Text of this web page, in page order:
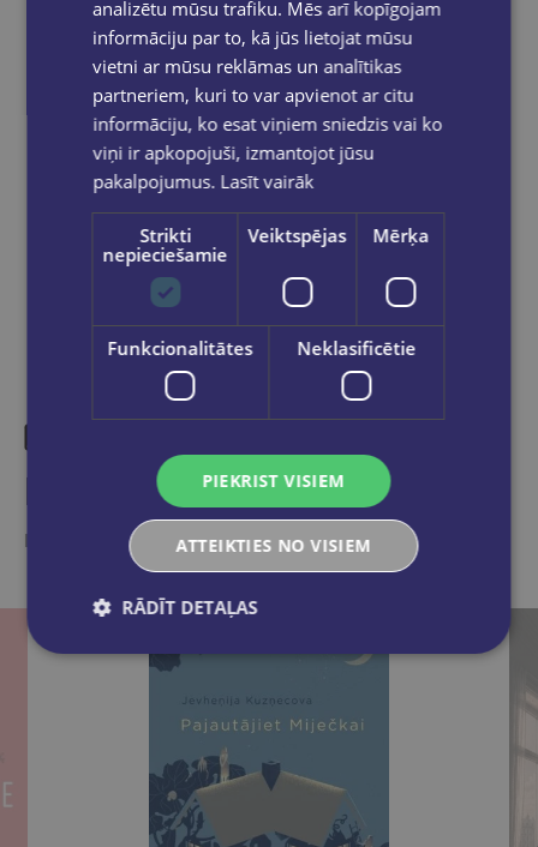
Bezmaksas piegāde jebkurā GLOBUSS
grāmatnīcā 1-5 darba dienu laikā, kad
e-pastu un/ vai SMS.
Dalies sociālajos tīklos:
Līdzīgas preces
Ieskaties, varbūt noder
analizētu mūsu trafiku. Mēs arī kopīgojam
informāciju par to, kā jūs lietojat mūsu
vietni ar mūsu reklāmas un analītikas
partneriem, kuri to var apvienot ar citu
informāciju, ko esat viņiem sniedzis vai ko
viņi ir apkopojuši, izmantojot jūsu
pakalpojumus. Lasīt vairāk
Strikti
nepieciešamie
Veiktspējas Mērķa
Funkcionalitātes Neklasificētie
PIEKRIST VISIEM
ATTEIKTIES NO VISIEM
RĀDĪT DETAĻAS